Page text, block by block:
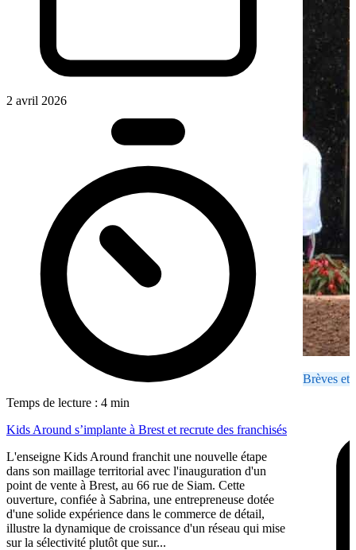
2 avril 2026
Temps de lecture : 4 min
Kids Around s’implante à Brest et recrute des franchisés
L'enseigne Kids Around franchit une nouvelle étape
dans son maillage territorial avec l'inauguration d'un
point de vente à Brest, au 66 rue de Siam. Cette
ouverture, confiée à Sabrina, une entrepreneuse dotée
d'une solide expérience dans le commerce de détail,
illustre la dynamique de croissance d'un réseau qui mise
sur la sélectivité plutôt que sur...
Brèves et